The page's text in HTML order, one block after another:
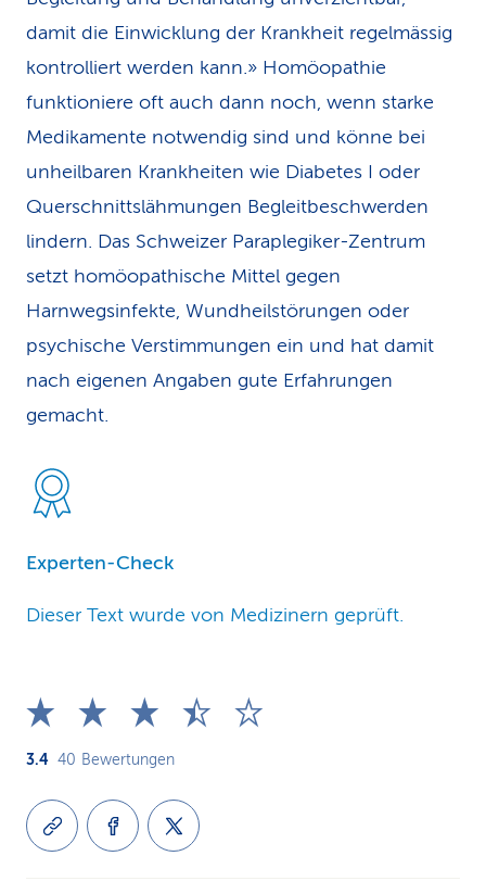
damit die Einwicklung der Krankheit regelmässig
kontrolliert werden kann.» Homöopathie
funktioniere oft auch dann noch, wenn starke
Medikamente notwendig sind und könne bei
unheilbaren Krankheiten wie Diabetes I oder
Querschnittslähmungen Begleitbeschwerden
lindern. Das Schweizer Paraplegiker-Zentrum
setzt homöopathische Mittel gegen
Harnwegsinfekte, Wundheilstörungen oder
psychische Verstimmungen ein und hat damit
nach eigenen Angaben gute Erfahrungen
gemacht.
Experten-Check
Dieser Text wurde von Medizinern geprüft.
3.4 40 Bewertungen